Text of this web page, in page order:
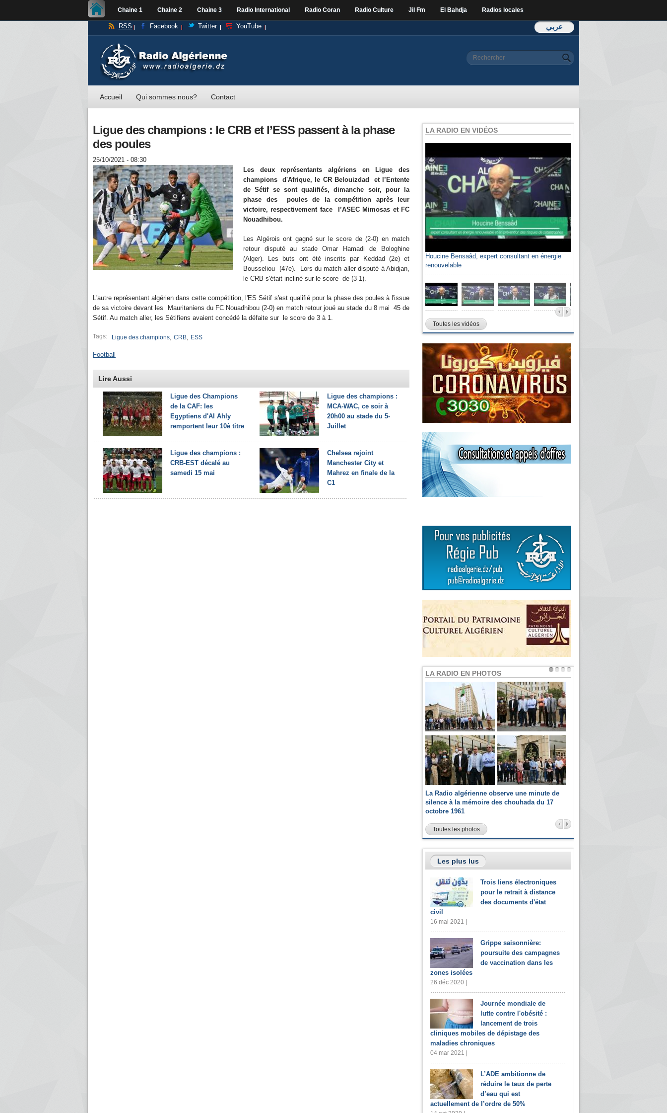
Chaine 1 Chaine 2 Chaine 3 Radio International Radio Coran Radio Culture Jil Fm El Bahdja Radios locales
عربي RSS Facebook Twitter YouTube
Formulaire de
Rechercher
Accueil Qui sommes nous? Contact
Ligue des champions : le CRB et l’ESS passent à la phase
des poules
25/10/2021 - 08:30
Les deux représentants algériens en Ligue des
champions d'Afrique, le CR Belouizdad et l’Entente
de Sétif se sont qualifiés, dimanche soir, pour la
phase des poules de la compétition après leur
victoire, respectivement face l’ASEC Mimosas et FC
Nouadhibou.
Les Algérois ont gagné sur le score de (2-0) en match
retour disputé au stade Omar Hamadi de Bologhine
(Alger). Les buts ont été inscrits par Keddad (2e) et
Bousseliou (47e). Lors du match aller disputé à Abidjan,
le CRB s'était incliné sur le score de (3-1).
L'autre représentant algérien dans cette compétition, l'ES Sétif s'est qualifié pour la phase des poules à l'issue
de sa victoire devant les Mauritaniens du FC Nouadhibou (2-0) en match retour joué au stade du 8 mai 45 de
Sétif. Au match aller, les Sétifiens avaient concédé la défaite sur le score de 3 à 1.
Tags: Ligue des champions, CRB, ESS
Football
Lire Aussi
Ligue des Champions
de la CAF: les
Egyptiens d'Al Ahly
remportent leur 10è titre
Ligue des champions :
MCA-WAC, ce soir à
20h00 au stade du 5-
Juillet
Ligue des champions :
CRB-EST décalé au
samedi 15 mai
Chelsea rejoint
Manchester City et
Mahrez en finale de la
C1
LA RADIO EN VIDÉOS
Houcine Bensaâd, expert consultant en énergie
renouvelable
Toutes les vidéos
LA RADIO EN PHOTOS
La Radio algérienne observe une minute de
silence à la mémoire des chouhada du 17
octobre 1961
Toutes les photos
Les plus lus
Trois liens électroniques
pour le retrait à distance
des documents d'état
civil
16 mai 2021 |
Grippe saisonnière:
poursuite des campagnes
de vaccination dans les
zones isolées
26 déc 2020 |
Journée mondiale de
lutte contre l'obésité :
lancement de trois
cliniques mobiles de dépistage des
maladies chroniques
04 mar 2021 |
L’ADE ambitionne de
réduire le taux de perte
d’eau qui est
actuellement de l’ordre de 50%